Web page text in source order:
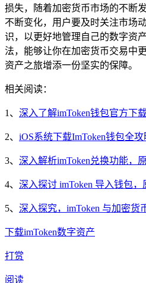
损失，随着加密货币市场的不断
不断变化，用户要及时关注市场
识，以更好地管理自己的数字资
法，能够让你在加密货币交易中
资产之旅增添一份坚实的保障。
相关阅读：
1、 深入了解imToken钱包官方下
2、 iOS系统下载ImToken钱包全攻
3、 深入解析imToken兑换功能，
4、 深入探讨 imToken 导入钱包
5、 深入探究，imToken 与加密货
下载imToken数字资产
打赏
阅读